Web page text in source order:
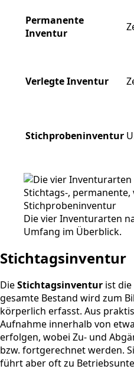
Permanente
Inventur
Verlegte Inventur
Stichprobeninventur
Die vier Inventurarten
Umfang im Überblick.
Stichtagsinventur
DieStichtagsinventur ist
gesamte Bestand wird zum
körperlich erfasst. Aus
Aufnahme innerhalb von
erfolgen, wobei Zu- und
bzw. fortgerechnet werden.
führt aber oft zu